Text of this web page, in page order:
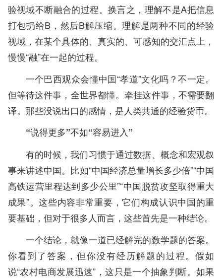
验视域不断融合的过程。换言之，理解不是A把信息
打包扔给B，然后B解压缩。理解是两种不同的经验
视域，在某个具体的、真实的、可感知的交汇点上，
慢慢“融”在一起的过程。
一个巴西观众会懂中国“孝道”文化吗？不一定。
但等待这件事，全世界都懂。牵挂这件事，不需要翻
译。那些没说出口的感情，是人类共通的经验货币。
“说得更多”不如“容易进入”
有的时候，我们习惯于通过数据、概念和宏观叙
事来讲述中国。比如“中国经济总量增长多少倍”“中国
高铁运营里程达到多少公里”“中国脱贫攻坚取得重大
成果”。这些内容非常重要，它们构成认识中国的重
要基础，但对于很多人而言，这些首先是一种结论。
一个结论，就像一道已经解完的数学题的答案。
你看到了答案，但你没有经历解题的过程。假如
说“农村电商发展迅速”，这只是一个抽象判断。如果